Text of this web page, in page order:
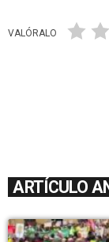
VALÓRALO
ARTÍCULO